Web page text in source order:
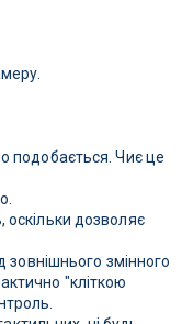
подобається. Чиє це
дозволяє
зовнішнього змінного
"кліткою